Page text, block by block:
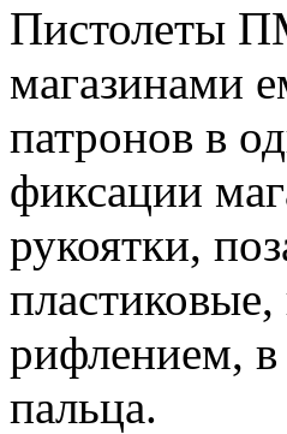
Пистолеты
магазинами
патронов в
фиксации
рукоятки,
рифлением,
пальца.